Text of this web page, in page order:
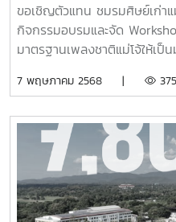
ขอเชิญตัวแทน ชมรมศิษย์เก่า
กิจกรรมอบรมและจัด
มาตรฐานเพลงชาติแม่โจ้ให้เป็
กิจกรรมของศิษย์เก่าให้เป็นมา
และแนวทางการใช้เพลงชาติแ
เกี่ยวข้องอย่างเหมาะสมและ
โจ้ขอเรียนเชิญชมรมศิษย์เก่า
โครงการอบรมและจัด
-6 มิถุนายน 2568 ณ สมาคมศิ
7 พฤษภาคม 2568 |